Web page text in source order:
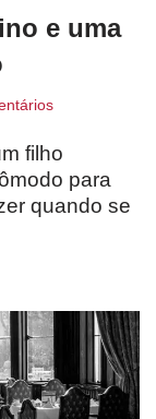
e uma
filho
para
quando se